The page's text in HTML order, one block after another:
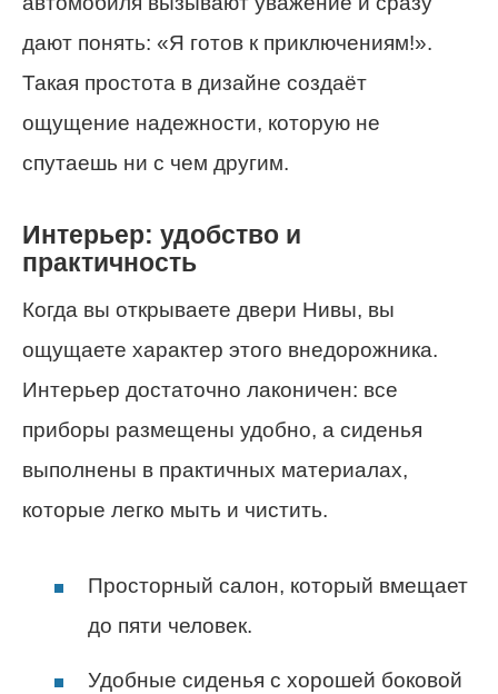
дают понять: «Я готов к приключениям!».
Такая простота в дизайне создаёт
ощущение надежности, которую не
спутаешь ни с чем другим.
Интерьер: удобство и
практичность
Когда вы открываете двери Нивы, вы
ощущаете характер этого внедорожника.
Интерьер достаточно лаконичен: все
приборы размещены удобно, а сиденья
выполнены в практичных материалах,
которые легко мыть и чистить.
Просторный салон, который вмещает
до пяти человек.
Удобные сиденья с хорошей боковой